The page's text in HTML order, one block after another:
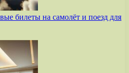
билеты на самолёт и поезд для